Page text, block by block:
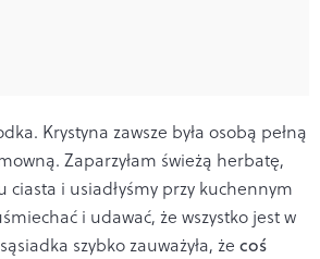
Krystyna zawsze była osobą pełną
Zaparzyłam świeżą herbatę,
ciasta i usiadłyśmy przy kuchennym
i udawać, że wszystko jest w
szybko zauważyła, że coś